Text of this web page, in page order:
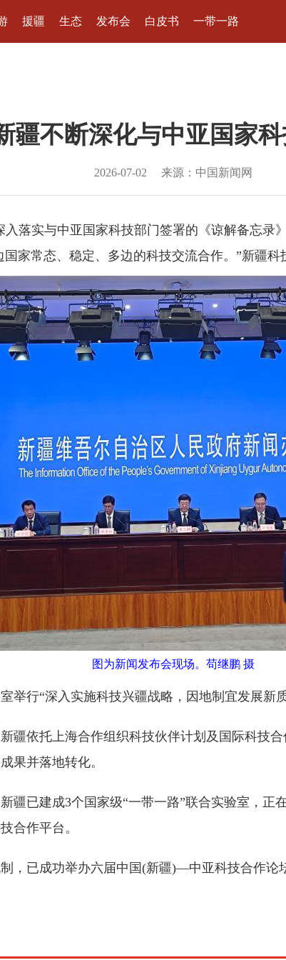
援疆 生态 发布会 白皮书 一带一路
疆不断深化与中亚国家
2026-07-02 来源：中国新闻网
实与中亚国家科技部门签署的《谅解备忘录
家常态、稳定、多边的科技交流合作。”新疆科
图为新闻发布会现场。苟继鹏 摄
行“深入实施科技兴疆战略，因地制宜发展新质
依托上海合作组织科技伙伴计划及国际科技
果并落地转化。
已建成3个国家级“一带一路”联合实验室，正
合作平台。
已成功举办六届中国(新疆)—中亚科技合作论